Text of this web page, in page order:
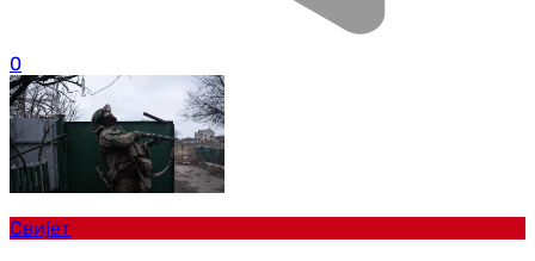
0
Свијет